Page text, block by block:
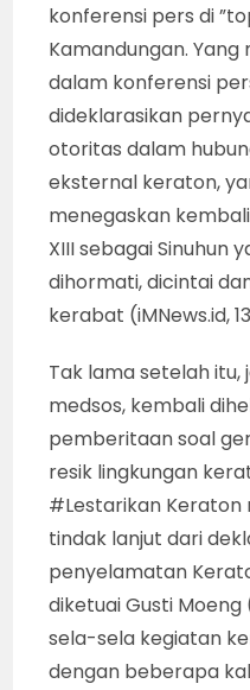
konferensi pers di
Kamandungan.
dalam konferensi
dideklarasikan
otoritas dalam
eksternal keraton,
menegaskan kembali
XIII sebagai Sinuhun
dihormati, dicintai
kerabat (iMNews.id,
Tak lama setelah itu,
medsos, kembali
pemberitaan soal
resik lingkungan
#Lestarikan Keraton
tindak lanjut dari
penyelamatan
diketuai Gusti Moeng
sela-sela kegiatan
dengan beberapa